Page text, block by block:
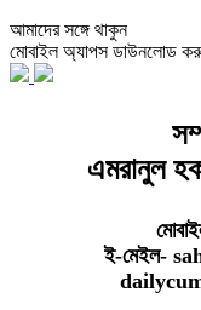
আমাদের সঙ্গে থাকুন
মোবাইল অ্যাপস ডাউনলোড
এমরানুল
ই-মেইল-